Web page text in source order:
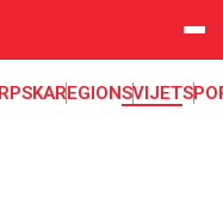
REGIONSVIJET